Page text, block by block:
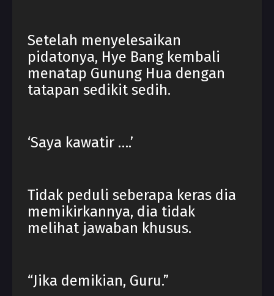
Setelah menyelesaikan
pidatonya, Hye Bang kembali
menatap Gunung Hua dengan
tatapan sedikit sedih.
‘Saya kawatir ….’
Tidak peduli seberapa keras dia
memikirkannya, dia tidak
melihat jawaban khusus.
“Jika demikian, Guru.”